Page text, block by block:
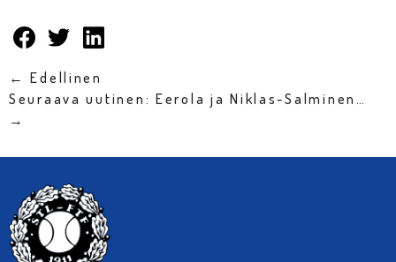
← Edellinen
Seuraava uutinen: Eerola ja Niklas-Salminen…
→